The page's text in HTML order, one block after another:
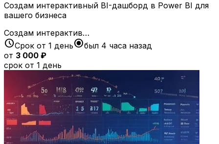
Создам интерактивный BI-дашборд в Power BI для
вашего бизнеса
Создам интерактив…
scheduleСрок от 1 деньradio_button_checkedбыл 4 часа назад
от 3 000 ₽
срок от 1 день